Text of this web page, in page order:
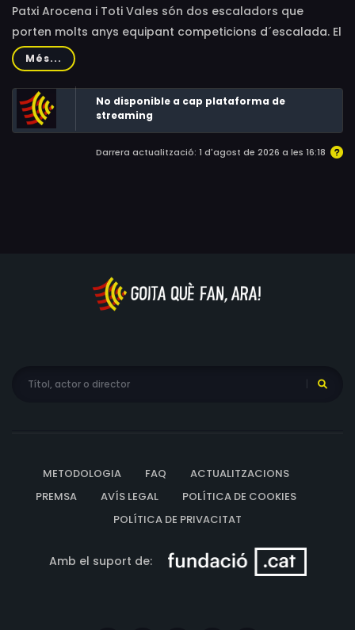
Patxi Arocena i Toti Vales són dos escaladors que
porten molts anys equipant competicions d´escalada. El
documental els segueix en la seva feina de creació de
les vies pel Campionat del Món de Gijón.
Més...
No disponible a cap plataforma de
streaming
Darrera actualització: 1 d'agost de 2026 a les 16:18
METODOLOGIA FAQ
ACTUALITZACIONS
PREMSA
AVÍS LEGAL
POLÍTICA DE COOKIES
POLÍTICA DE PRIVACITAT
Amb el suport de: